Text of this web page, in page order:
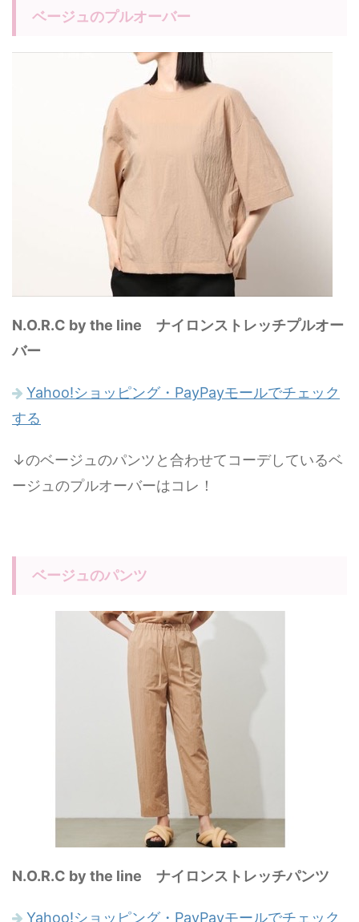
ベージュのプルオーバー
N.O.R.C by the line ナイロンストレッチプルオー
バー
Yahoo!ショッピング・PayPayモールでチェック
する
↓のベージュのパンツと合わせてコーデしているベ
ージュのプルオーバーはコレ！
ベージュのパンツ
N.O.R.C by the line ナイロンストレッチパンツ
Yahoo!ショッピング・PayPayモールでチェック